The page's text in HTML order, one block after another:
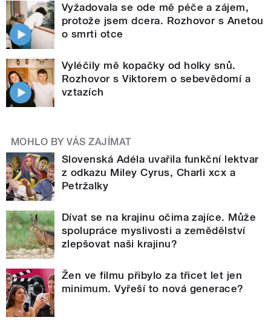
Vyžadovala se ode mě péče a zájem,
protože jsem dcera. Rozhovor s Anetou
o smrti otce
Vyléčily mě kopačky od holky snů.
Rozhovor s Viktorem o sebevědomí a
vztazích
MOHLO BY VÁS ZAJÍMAT
Slovenská Adéla uvařila funkční lektvar
z odkazu Miley Cyrus, Charli xcx a
Petržalky
Dívat se na krajinu očima zajíce. Může
spolupráce myslivosti a zemědělství
zlepšovat naši krajinu?
Žen ve filmu přibylo za třicet let jen
minimum. Vyřeší to nová generace?